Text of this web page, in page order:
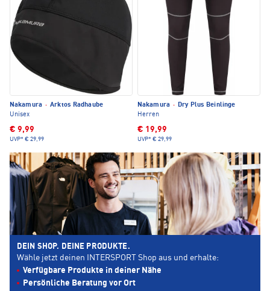
Nakamura · Arktos Radhaube
Unisex
€ 9,99
UVP* € 29,99
Nakamura ·
Dry Plus Beinlinge
Herren
€ 19,99
UVP* € 29,99
DEIN SHOP. DEINE PRODUKTE.
Wähle jetzt deinen INTERSPORT Shop aus und erhalte:
Verfügbare Produkte in deiner Nähe
Persönliche Beratung vor Ort